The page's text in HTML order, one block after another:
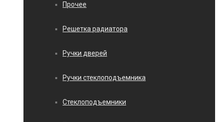
Прочее
Решетка радиатора
Ручки дверей
Ручки стеклоподъемника
Стеклоподъемники